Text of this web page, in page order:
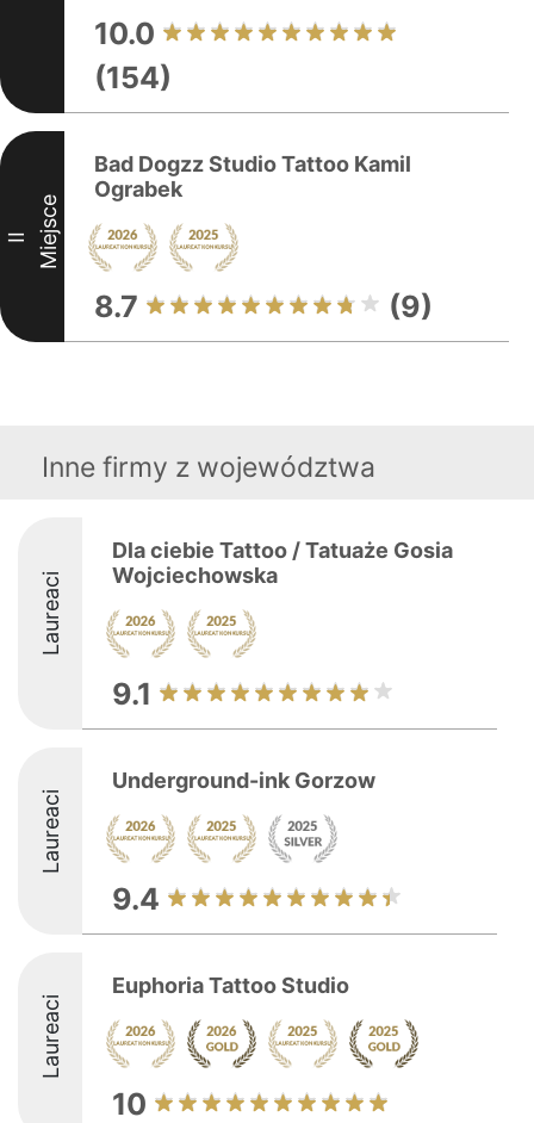
10.0
(154)
II Miejsce
Bad Dogzz Studio Tattoo Kamil
Ograbek
8.7 (9)
Inne firmy z województwa
Laureaci
Dla ciebie Tattoo / Tatuaże Gosia
Wojciechowska
9.1
Laureaci
Underground-ink Gorzow
9.4
Laureaci
Euphoria Tattoo Studio
10